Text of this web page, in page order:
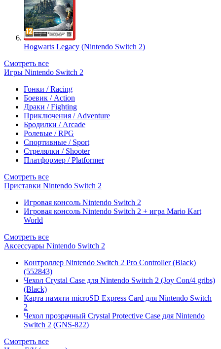
Hogwarts Legacy (Nintendo Switch 2)
Смотреть все
Игры Nintendo Switch 2
Гонки / Racing
Боевик / Action
Драки / Fighting
Приключения / Adventure
Бродилки / Arcade
Ролевые / RPG
Спортивные / Sport
Стрелялки / Shooter
Платформер / Platformer
Смотреть все
Приставки Nintendo Switch 2
Игровая консоль Nintendo Switch 2
Игровая консоль Nintendo Switch 2 + игра Mario Kart
World
Смотреть все
Аксессуары Nintendo Switch 2
Контроллер Nintendo Switch 2 Pro Controller (Black)
(552843)
Чехол Сrystal Сase для Nintendo Switch 2 (Joy Con/4 gribs)
(Black)
Карта памяти microSD Express Card для Nintendo Switch
2
Чехол прозрачный Crystal Protective Case для Nintendo
Switch 2 (GNS-822)
Смотреть все